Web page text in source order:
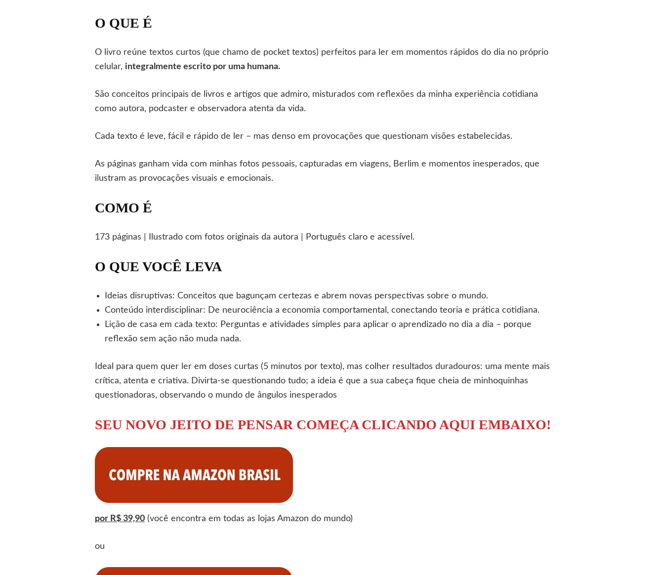
O QUE É
O livro reúne textos curtos (que chamo de pocket textos) perfeitos para ler em momentos rápidos do dia no próprio
celular, integralmente escrito por uma humana.
São conceitos principais de livros e artigos que admiro, misturados com reflexões da minha experiência cotidiana
como autora, podcaster e observadora atenta da vida.
Cada texto é leve, fácil e rápido de ler – mas denso em provocações que questionam visões estabelecidas.
As páginas ganham vida com minhas fotos pessoais, capturadas em viagens, Berlim e momentos inesperados, que
ilustram as provocações visuais e emocionais.
COMO É
173 páginas | Ilustrado com fotos originais da autora | Português claro e acessível.
O QUE VOCÊ LEVA
Ideias disruptivas: Conceitos que bagunçam certezas e abrem novas perspectivas sobre o mundo.
Conteúdo interdisciplinar: De neurociência a economia comportamental, conectando teoria e prática cotidiana.
Lição de casa em cada texto: Perguntas e atividades simples para aplicar o aprendizado no dia a dia – porque
reflexão sem ação não muda nada.
Ideal para quem quer ler em doses curtas (5 minutos por texto), mas colher resultados duradouros: uma mente mais
crítica, atenta e criativa. Divirta-se questionando tudo; a ideia é que a sua cabeça fique cheia de minhoquinhas
questionadoras, observando o mundo de ângulos inesperados
SEU NOVO JEITO DE PENSAR COMEÇA CLICANDO AQUI EMBAIXO!
por R$ 39,90 (você encontra em todas as lojas Amazon do mundo)
ou